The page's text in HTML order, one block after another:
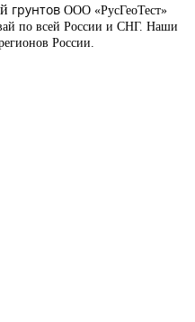
грунтов ООО «РусГеоТест»
по всей России и СНГ. Наши
России.